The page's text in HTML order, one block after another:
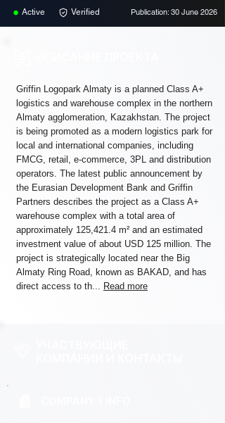
Active Verified Publication: 30 June 2026
Griffin Logopark Almaty is a planned Class A+
logistics and warehouse complex in the northern
Almaty agglomeration, Kazakhstan. The project
is being promoted as a modern logistics park for
local and international companies, including
FMCG, retail, e-commerce, 3PL and distribution
operators. The latest public announcement by
the Eurasian Development Bank and Griffin
Partners describes the project as a Class A+
warehouse complex with a total area of
approximately 125,421.4 m² and an estimated
investment value of about USD 125 million. The
project is strategically located near the Big
Almaty Ring Road, known as BAKAD, and has
direct access to th... Read more